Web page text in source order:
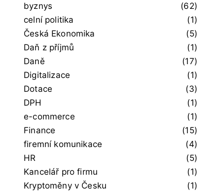
byznys
(62)
celní politika
(1)
Česká Ekonomika
(5)
Daň z příjmů
(1)
Daně
(17)
Digitalizace
(1)
Dotace
(3)
DPH
(1)
e-commerce
(1)
Finance
(15)
firemní komunikace
(4)
HR
(5)
Kancelář pro firmu
(1)
Kryptoměny v Česku
(1)